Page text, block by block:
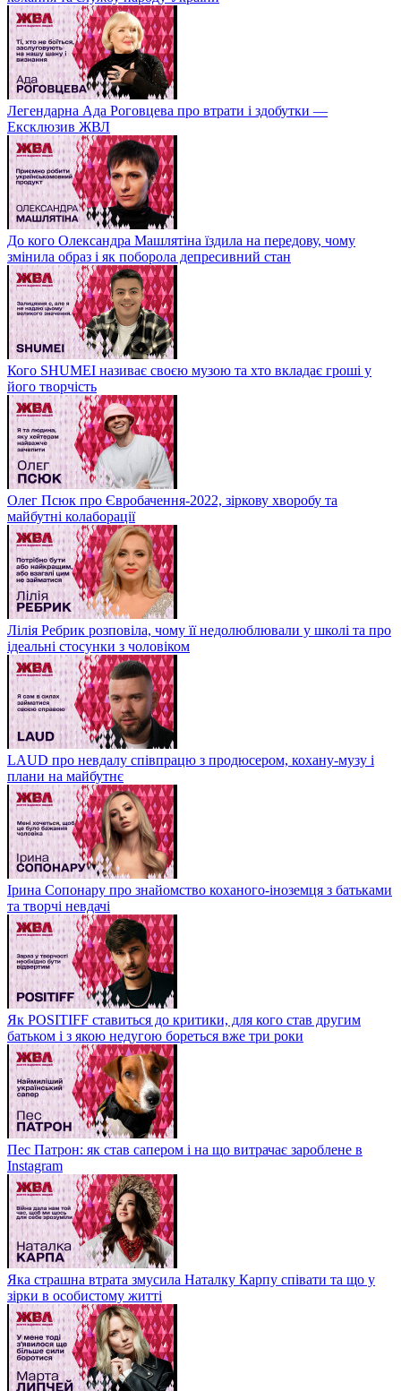
Легендарна Ада Роговцева про втрати і здобутки —
Ексклюзив ЖВЛ
До кого Олександра Машлятіна їздила на передову, чому
змінила образ і як поборола депресивний стан
Кого SHUMEI називає своєю музою та хто вкладає гроші у
його творчість
Олег Псюк про Євробачення-2022, зіркову хворобу та
майбутні колаборації
Лілія Ребрик розповіла, чому її недолюблювали у школі та про
ідеальні стосунки з чоловіком
LAUD про невдалу співпрацю з продюсером, кохану-музу і
плани на майбутнє
Ірина Сопонару про знайомство коханого-іноземця з батьками
та творчі невдачі
Як POSITIFF ставиться до критики, для кого став другим
батьком і з якою недугою бореться вже три роки
Пес Патрон: як став сапером і на що витрачає зароблене в
Instagram
Яка страшна втрата змусила Наталку Карпу співати та що у
зірки в особистому житті